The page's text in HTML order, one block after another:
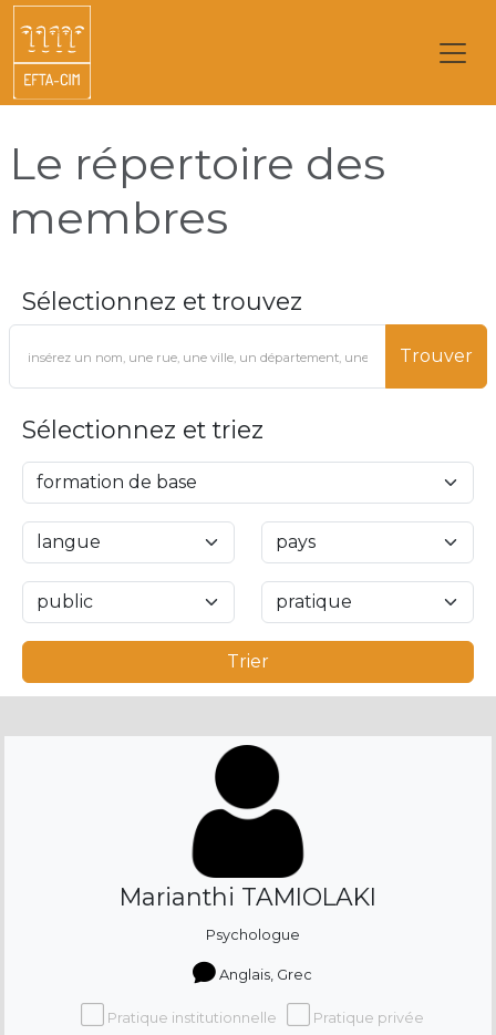
Le répertoire des
membres
Sélectionnez et trouvez
Trouver
Sélectionnez et triez
Trier
Marianthi TAMIOLAKI
Psychologue
Anglais, Grec
Pratique institutionnelle Pratique privée